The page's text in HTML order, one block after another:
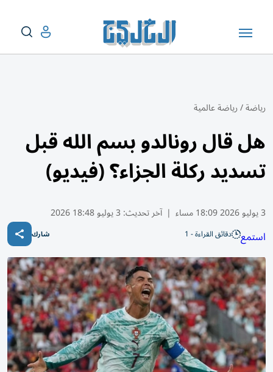
رياضة/رياضة عالمية
هل قال رونالدو بسم الله قبل
تسديد ركلة الجزاء؟ (فيديو)
3 يوليو 2026 18:09 مساء | آخر تحديث: 3 يوليو 18:48 2026
استمع دقائق القراءة - 1 شارك